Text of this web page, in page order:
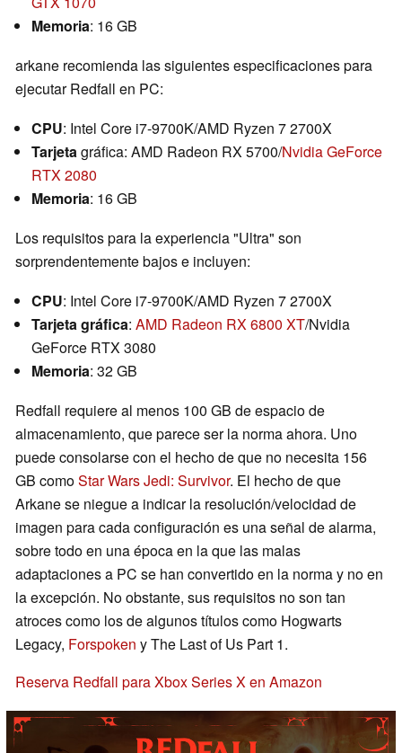
Memoria: 16 GB
arkane recomienda las siguientes especificaciones para
ejecutar Redfall en PC:
CPU: Intel Core i7-9700K/AMD Ryzen 7 2700X
Tarjetagráfica: AMD Radeon RX 5700/Nvidia GeForce
RTX 2080
Memoria: 16 GB
Los requisitos para la experiencia "Ultra" son
sorprendentemente bajos e incluyen:
CPU: Intel Core i7-9700K/AMD Ryzen 7 2700X
Tarjeta gráfica: AMD Radeon RX 6800 XT/Nvidia
GeForce RTX 3080
Memoria: 32 GB
Redfall requiere al menos 100 GB de espacio de
almacenamiento, que parece ser la norma ahora. Uno
puede consolarse con el hecho de que no necesita 156
GB comoStar Wars Jedi: Survivor. El hecho de que
Arkane se niegue a indicar la resolución/velocidad de
imagen para cada configuración es una señal de alarma,
sobre todo en una época en la que las malas
adaptaciones a PC se han convertido en la norma y no en
la excepción. No obstante, sus requisitos no son tan
atroces como los de algunos títulos como Hogwarts
Legacy, Forspoken y The Last of Us Part 1.
Reserva Redfall para Xbox Series X en Amazon